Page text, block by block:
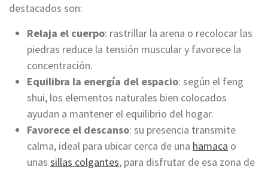
destacados son:
Relaja el cuerpo: rastrillar la arena o recolocar las
piedras reduce la tensión muscular y favorece la
concentración.
Equilibra la energía del espacio: según el feng
shui, los elementos naturales bien colocados
ayudan a mantener el equilibrio del hogar.
Favorece el descanso: su presencia transmite
calma, ideal para ubicar cerca de una hamaca o
unas sillas colgantes, para disfrutar de esa zona de